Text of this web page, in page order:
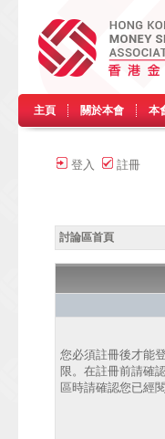
主頁 關於本會 本
登入 註冊
討論區首頁
您必須註冊後才能
限。在註冊前請確
區時請確認您已經